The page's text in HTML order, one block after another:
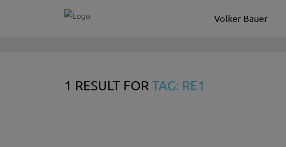
Volker Bauer
1 RESULT FOR TAG: RE1